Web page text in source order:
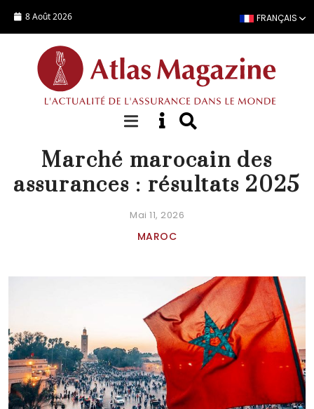
8 Août 2026 FRANÇAIS
ACTUALITÉ
Marché marocain des
assurances : résultats 2025
Mai 11, 2026
MAROC